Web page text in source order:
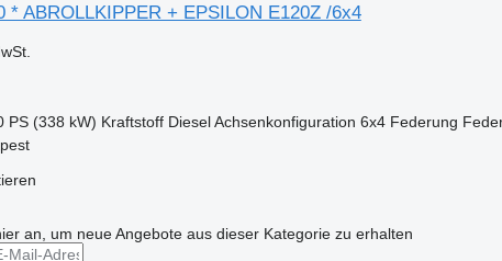
* ABROLLKIPPER + EPSILON E120Z /6x4
PS (338 kW) Kraftstoff Diesel Achsenkonfiguration 6x4 Federung
an, um neue Angebote aus dieser Kategorie zu erhalten